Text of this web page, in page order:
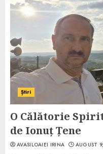
Știri
O Călătorie
de Ionuț Țene
AVASILOAIEI IRINA AUGUST